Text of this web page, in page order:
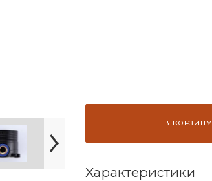
В КОРЗИНУ
Характеристики